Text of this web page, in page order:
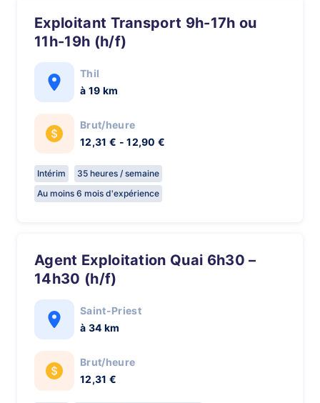
Exploitant Transport 9h-17h ou
11h-19h (h/f)
Thil
à 19 km
Brut/heure
12,31 € - 12,90 €
Intérim
35 heures / semaine
Au moins 6 mois d'expérience
Agent Exploitation Quai 6h30 –
14h30 (h/f)
Saint-Priest
à 34 km
Brut/heure
12,31 €